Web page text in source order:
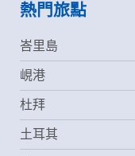
熱門旅點
峇里島
峴港
杜拜
土耳其